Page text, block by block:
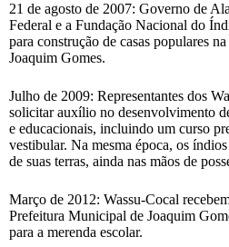
21 de agosto de 2007: Governo de
Federal e a Fundação Nacional do
para construção de casas populares
Joaquim Gomes.
Julho de 2009: Representantes dos
solicitar auxílio no desenvolvimento
e educacionais, incluindo um curso
vestibular. Na mesma época, os
de suas terras, ainda nas mãos de
Março de 2012: Wassu-Cocal
Prefeitura Municipal de Joaquim
para a merenda escolar.